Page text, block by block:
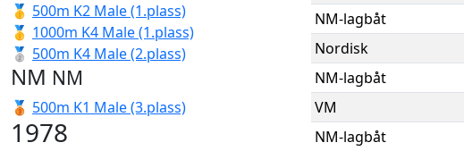
🥇 500m K2 Male (1.plass)
🥇 1000m K4 Male (1.plass)
🥈 500m K4 Male (2.plass)
NM NM
🥉 500m K1 Male (3.plass)
1978
NM-lagbåt
Nordisk
NM-lagbåt
VM
NM-lagbåt